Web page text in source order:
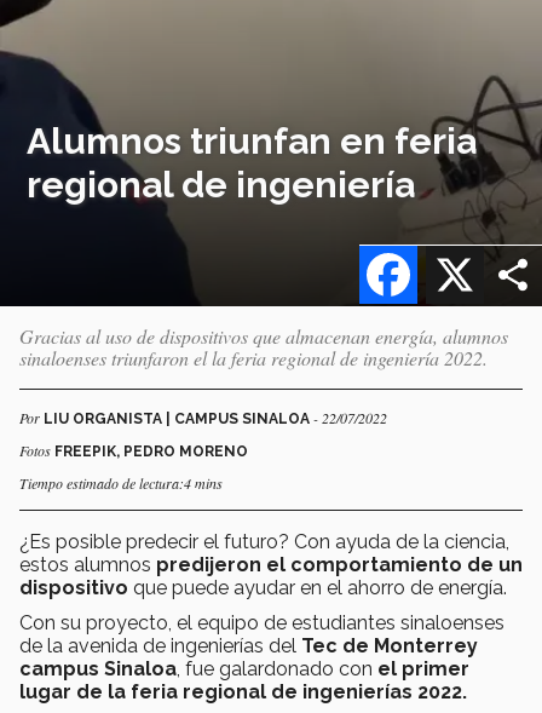
Alumnos triunfan en feria
regional de ingeniería
X
Facebook
Gracias al uso de dispositivos que almacenan energía, alumnos
sinaloenses triunfaron el la feria regional de ingeniería 2022.
Por LIU ORGANISTA | CAMPUS SINALOA - 22/07/2022
Fotos FREEPIK, PEDRO MORENO
Tiempo estimado de lectura:4 mins
¿Es posible predecir el futuro? Con ayuda de la ciencia,
estos alumnos predijeron el comportamiento de un
dispositivo que puede ayudar en el ahorro de energía.
Con su proyecto, el equipo de estudiantes sinaloenses
de la avenida de ingenierías del Tec de Monterrey
campus Sinaloa , fue galardonado con el primer
lugar de la feria regional de ingenierías 2022.